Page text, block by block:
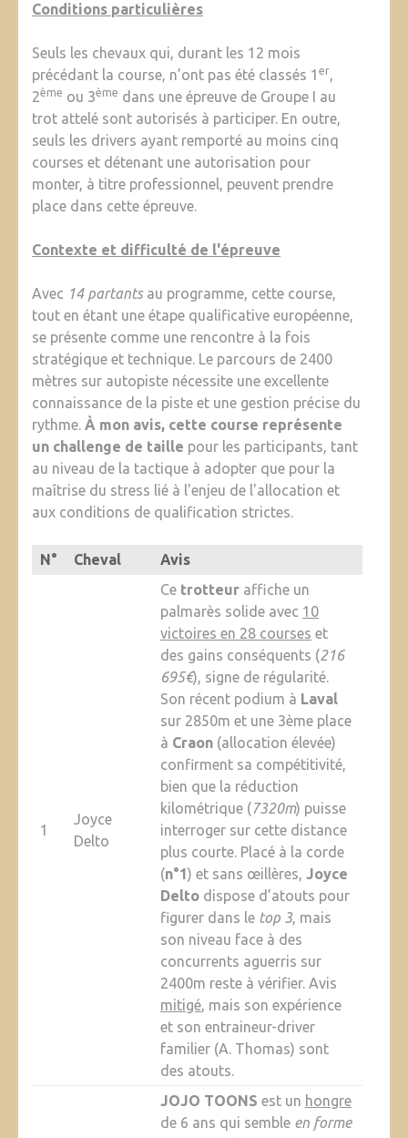
Conditions particulières
Seuls les chevaux qui, durant les 12 mois
précédant la course, n’ont pas été classés 1 er,
2ème ou 3ème dans une épreuve de Groupe I au
trot attelé sont autorisés à participer. En outre,
seuls les drivers ayant remporté au moins cinq
courses et détenant une autorisation pour
monter, à titre professionnel, peuvent prendre
place dans cette épreuve.
Contexte et difficulté de l'épreuve
Avec 14 partantsau programme, cette course,
tout en étant une étape qualificative européenne,
se présente comme une rencontre à la fois
stratégique et technique. Le parcours de 2400
mètres sur autopiste nécessite une excellente
connaissance de la piste et une gestion précise du
rythme. À mon avis, cette course représente
un challenge de taille pour les participants, tant
au niveau de la tactique à adopter que pour la
maîtrise du stress lié à l'enjeu de l'allocation et
aux conditions de qualification strictes.
N° Cheval Avis
1
Joyce
Delto
Ce trotteuraffiche un
palmarès solide avec 10
victoires en 28 courses et
des gains conséquents (216
695€), signe de régularité.
Son récent podium à Laval
sur 2850m et une 3ème place
à Craon(allocation élevée)
confirment sa compétitivité,
bien que la réduction
kilométrique (7320m) puisse
interroger sur cette distance
plus courte. Placé à la corde
(n°1) et sans œillères, Joyce
Deltodispose d’atouts pour
figurer dans le top 3, mais
son niveau face à des
concurrents aguerris sur
2400m reste à vérifier. Avis
mitigé, mais son expérience
et son entraineur-driver
familier (A. Thomas) sont
des atouts.
JOJO TOONS est un hongre
de 6 ans qui semble en forme